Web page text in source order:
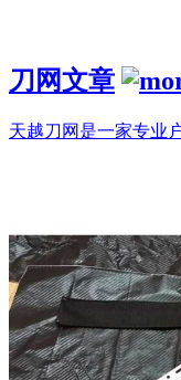
刀网文章
天越刀网是一家专业